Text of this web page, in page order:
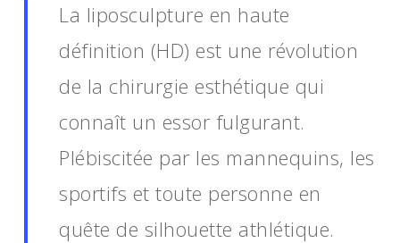
La liposculpture en haute
définition (HD) est une révolution
de la chirurgie esthétique qui
connaît un essor fulgurant.
Plébiscitée par les mannequins, les
sportifs et toute personne en
quête de silhouette athlétique.